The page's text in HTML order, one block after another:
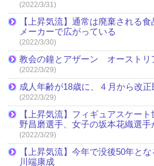
(2022/3/31)
【上昇気流】通常は廃棄される
メーカーで広がっている
(2022/3/30)
教会の鐘とアザーン オーストリ
(2022/3/29)
成人年齢が18歳に、４月から改
(2022/3/29)
【上昇気流】フィギュアスケー
野昌磨選手、女子の坂本花織選手
(2022/3/29)
【上昇気流】今年で没後50年と
川端康成